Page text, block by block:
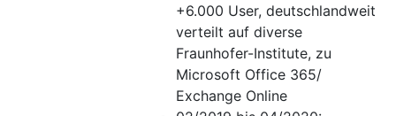
+6.000 User, deutschlandweit
verteilt auf diverse
Fraunhofer-Institute, zu
Microsoft Office 365/
Exchange Online